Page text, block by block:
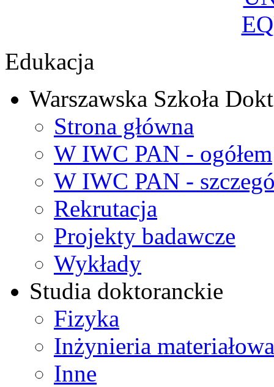
Edukacja
Warszawska Szkoła
Strona główna
W IWC PAN - ogółem
W IWC PAN -
Rekrutacja
Projekty badawcze
Wykłady
Studia doktoranckie
Fizyka
Inżynieria materiałowa
Inne